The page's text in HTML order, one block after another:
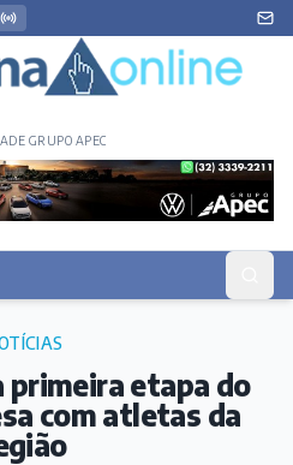
GRUPO APEC
primeira etapa do
com atletas da